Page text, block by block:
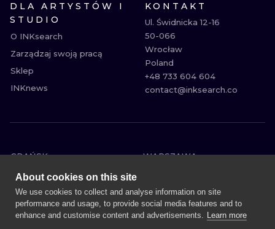
DLA ARTYSTÓW I
STUDIO
O INKsearch
Zarządzaj swoją pracą
Sklep
INKnews
KONTAKT
Ul. Świdnicka 12-16
50-066
Wrocław
Poland
+48 733 604 604
contact@inksearch.co
GDAŃSK
WARSZAWA
POZNAŃ
KATOWICE
WROCŁAW
ŁÓDŹ
BERLIN
About cookies on this site
We use cookies to collect and analyse information on site
performance and usage, to provide social media features and to
enhance and customise content and advertisements. Learn more